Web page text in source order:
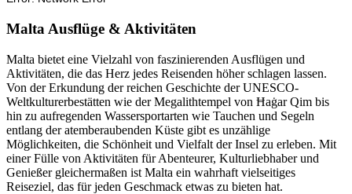
Malta Ausflüge & Aktivitäten
Malta bietet eine Vielzahl von faszinierenden Ausflügen und
Aktivitäten, die das Herz jedes Reisenden höher schlagen lassen.
Von der Erkundung der reichen Geschichte der UNESCO-
Weltkulturerbestätten wie der Megalithtempel von Ħaġar Qim bis
hin zu aufregenden Wassersportarten wie Tauchen und Segeln
entlang der atemberaubenden Küste gibt es unzählige
Möglichkeiten, die Schönheit und Vielfalt der Insel zu erleben. Mit
einer Fülle von Aktivitäten für Abenteurer, Kulturliebhaber und
Genießer gleichermaßen ist Malta ein wahrhaft vielseitiges
Reiseziel, das für jeden Geschmack etwas zu bieten hat.